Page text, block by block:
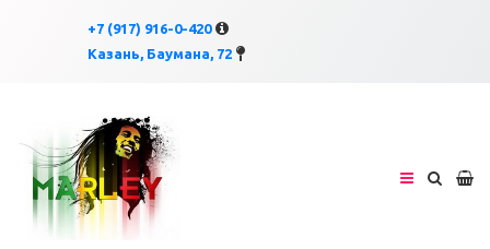
+7 (917) 916-0-420
Казань, Баумана, 72×